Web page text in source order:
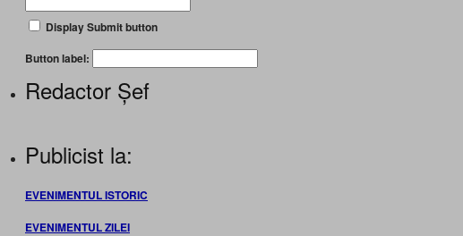
Display Submit button
Button label:
Redactor Șef
Publicist la:
EVENIMENTUL ISTORIC
EVENIMENTUL ZILEI